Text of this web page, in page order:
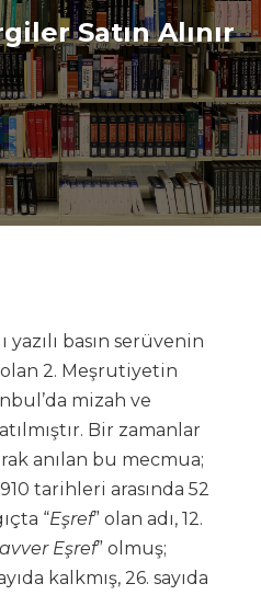
Satın Alınır
yazılı basın serüvenin
olan 2. Meşrutiyetin
mizah ve
Bir zamanlar
anılan bu mecmua;
tarihleri arasında 52
“Eşref” olan adı, 12.
Eşref” olmuş;
kalkmış, 26. sayıda